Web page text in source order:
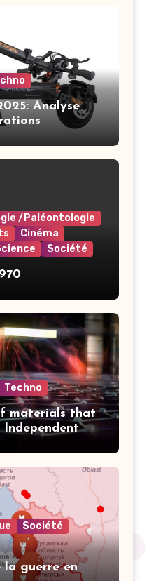
Analyse
/Paléontologie
Cinéma
Société
Techno
materials that
Independent
Société
guerre en